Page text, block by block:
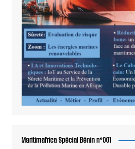
Maritimafrica Spécial Bénin n°001